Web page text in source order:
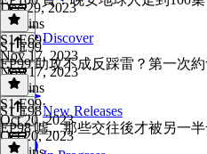
Discover
New Releases
Dec 29, 2023
38 mins
S1 E69·
Nov 17, 2023
Nov 17, 2023
30 mins
S1 E99
EP99 助攻不成反踩雷？第一次約
S1 E99·
Oct 20, 2023
Oct 20, 2023
S1 E98
EP98 噓... 那些交往後才被另一